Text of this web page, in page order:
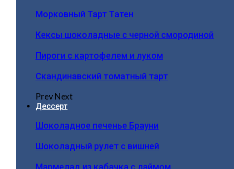
Морковный Тарт Татен
Кексы шоколадные с черной смородиной
Пироги c картофелем и луком
Скандинавский томатный тарт
PrevNext
Дессерт
Шоколадное печенье Брауни
Шоколадный рулет с вишней
Мармелад из кабачка с лаймом